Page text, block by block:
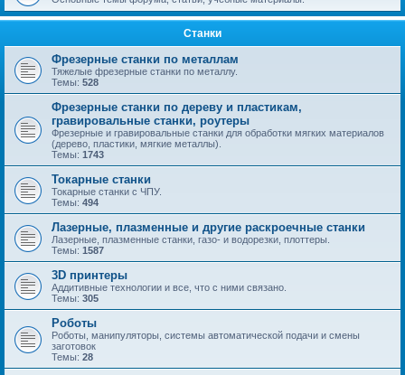
Станки
Фрезерные станки по металлам
Тяжелые фрезерные станки по металлу.
Темы: 528
Фрезерные станки по дереву и пластикам,
гравировальные станки, роутеры
Фрезерные и гравировальные станки для обработки мягких материалов
(дерево, пластики, мягкие металлы).
Темы: 1743
Токарные станки
Токарные станки с ЧПУ.
Темы: 494
Лазерные, плазменные и другие раскроечные станки
Лазерные, плазменные станки, газо- и водорезки, плоттеры.
Темы: 1587
3D принтеры
Аддитивные технологии и все, что с ними связано.
Темы: 305
Роботы
Роботы, манипуляторы, системы автоматической подачи и смены
заготовок
Темы: 28